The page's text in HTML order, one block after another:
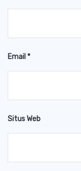
Email *
Situs Web